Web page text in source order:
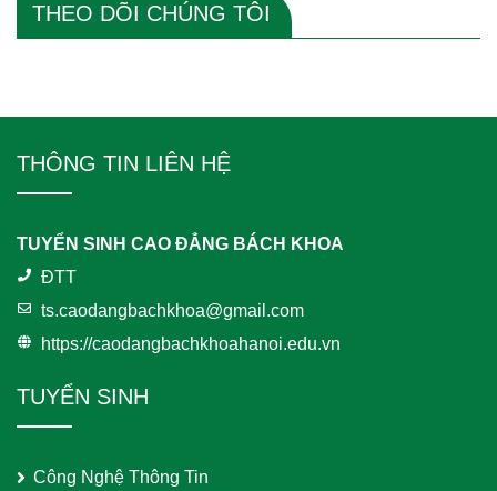
THEO DÕI CHÚNG TÔI
THÔNG TIN LIÊN HỆ
TUYỂN SINH CAO ĐẲNG BÁCH KHOA
ĐTT
ts.caodangbachkhoa@gmail.com
https://caodangbachkhoahanoi.edu.vn
TUYỂN SINH
Công Nghệ Thông Tin